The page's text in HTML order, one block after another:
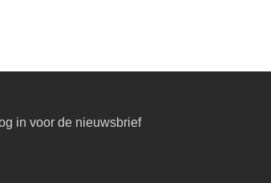
in voor de nieuwsbrief